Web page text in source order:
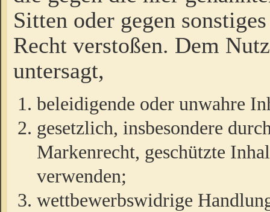
Sitten oder gegen
Recht verstoßen. Dem
untersagt,
beleidigende oder unwahre
gesetzlich, insbesondere
Markenrecht, geschützte
verwenden;
wettbewerbswidrige